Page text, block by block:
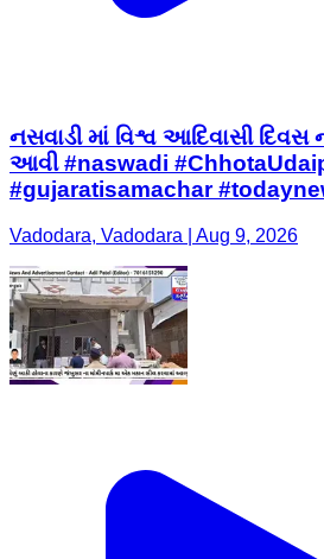
નસવાડી માં વિશ્વ આદિવાસી
આવી #naswadi
#gujaratisamachar
Vadodara, Vadodara | Aug 9, 2026